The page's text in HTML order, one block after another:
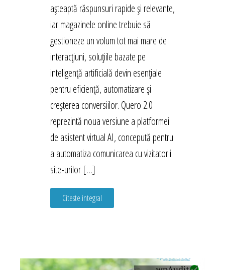
așteaptă răspunsuri rapide și relevante,
iar magazinele online trebuie să
gestioneze un volum tot mai mare de
interacțiuni, soluțiile bazate pe
inteligență artificială devin esențiale
pentru eficiență, automatizare și
creșterea conversiilor. Quero 2.0
reprezintă noua versiune a platformei
de asistent virtual AI, concepută pentru
a automatiza comunicarea cu vizitatorii
site-urilor […]
Citeste integral